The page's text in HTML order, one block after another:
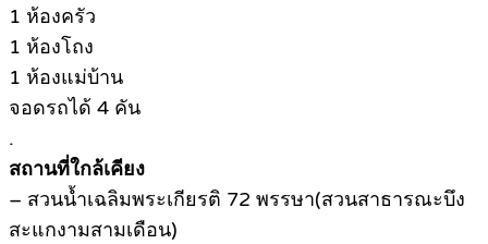
1 ห้องครัว
1 ห้องโถง
1 ห้องแม่บ้าน
จอดรถได้ 4 คัน
.
สถานที่ใกล้เคียง
– สวนน้ำเฉลิมพระเกียรติ 72 พรรษา(สวนสาธารณะบึง
สะแกงามสามเดือน)